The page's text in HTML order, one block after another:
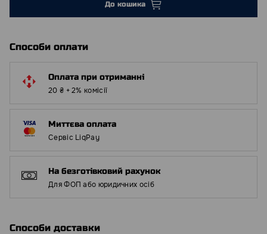
До кошика
Способи оплати
Оплата при отриманні
20 ₴ + 2% комісії
Миттєва оплата
Сервіс LiqPay
На безготівковий рахунок
Для ФОП або юридичних осіб
Способи доставки